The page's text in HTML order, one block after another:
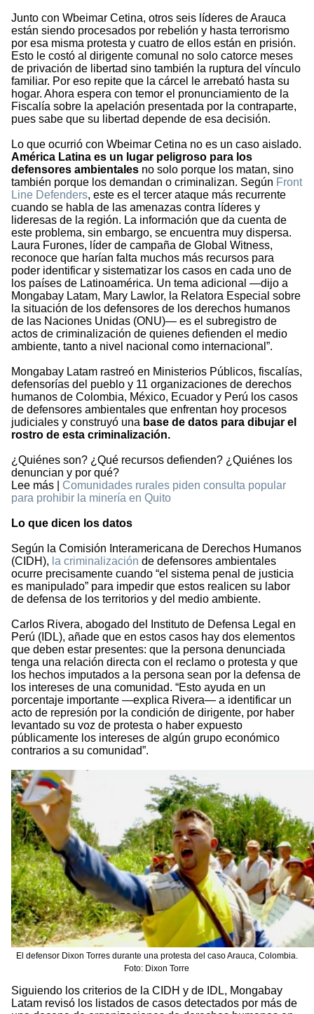
Junto con Wbeimar Cetina, otros seis líderes de Arauca
están siendo procesados por rebelión y hasta terrorismo
por esa misma protesta y cuatro de ellos están en prisión.
Esto le costó al dirigente comunal no solo catorce meses
de privación de libertad sino también la ruptura del vínculo
familiar. Por eso repite que la cárcel le arrebató hasta su
hogar. Ahora espera con temor el pronunciamiento de la
Fiscalía sobre la apelación presentada por la contraparte,
pues sabe que su libertad depende de esa decisión.
Lo que ocurrió con Wbeimar Cetina no es un caso aislado.
América Latina es un lugar peligroso para los
defensores ambientales no solo porque los matan, sino
también porque los demandan o criminalizan. Según Front
Line Defenders, este es el tercer ataque más recurrente
cuando se habla de las amenazas contra líderes y
lideresas de la región. La información que da cuenta de
este problema, sin embargo, se encuentra muy dispersa.
Laura Furones, líder de campaña de Global Witness,
reconoce que harían falta muchos más recursos para
poder identificar y sistematizar los casos en cada uno de
los países de Latinoamérica. Un tema adicional —dijo a
Mongabay Latam, Mary Lawlor, la Relatora Especial sobre
la situación de los defensores de los derechos humanos
de las Naciones Unidas (ONU)— es el subregistro de
actos de criminalización de quienes defienden el medio
ambiente, tanto a nivel nacional como internacional”.
Mongabay Latam rastreó en Ministerios Públicos, fiscalías,
defensorías del pueblo y 11 organizaciones de derechos
humanos de Colombia, México, Ecuador y Perú los casos
de defensores ambientales que enfrentan hoy procesos
judiciales y construyó una base de datos para dibujar el
rostro de esta criminalización.
¿Quiénes son? ¿Qué recursos defienden? ¿Quiénes los
denuncian y por qué?
Lee más | Comunidades rurales piden consulta popular
para prohibir la minería en Quito
Lo que dicen los datos
Según la Comisión Interamericana de Derechos Humanos
(CIDH), la criminalización de defensores ambientales
ocurre precisamente cuando “el sistema penal de justicia
es manipulado” para impedir que estos realicen su labor
de defensa de los territorios y del medio ambiente.
Carlos Rivera, abogado del Instituto de Defensa Legal en
Perú (IDL), añade que en estos casos hay dos elementos
que deben estar presentes: que la persona denunciada
tenga una relación directa con el reclamo o protesta y que
los hechos imputados a la persona sean por la defensa de
los intereses de una comunidad. “Esto ayuda en un
porcentaje importante —explica Rivera— a identificar un
acto de represión por la condición de dirigente, por haber
levantado su voz de protesta o haber expuesto
públicamente los intereses de algún grupo económico
contrarios a su comunidad”.
El defensor Dixon Torres durante una protesta del caso Arauca, Colombia.
Foto: Dixon Torre
Siguiendo los criterios de la CIDH y de IDL, Mongabay
Latam revisó los listados de casos detectados por más de